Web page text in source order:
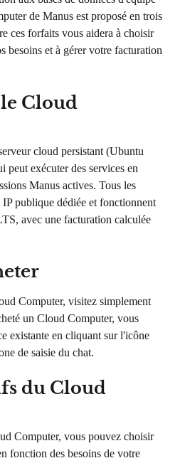
de Manus est proposé en trois
ces forfaits vous aidera à choisir
besoins et à gérer votre facturation
Cloud
cloud persistant (Ubuntu
peut exécuter des services en
Manus actives. Tous les
publique dédiée et fonctionnent
avec une facturation calculée
Computer, visitez simplement
un Cloud Computer, vous
existante en cliquant sur l'icône
de saisie du chat.
du Cloud
Computer, vous pouvez choisir
fonction des besoins de votre